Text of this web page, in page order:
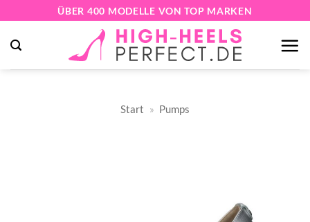
springen
ÜBER 400 MODELLE VON TOP MARKEN
Start » Pumps